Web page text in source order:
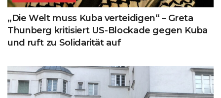
„Die Welt muss Kuba verteidigen“ – Greta
Thunberg kritisiert US-Blockade gegen Kuba
und ruft zu Solidarität auf